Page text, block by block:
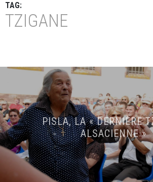
TAG:
TZIGANE
PISLA, LA « DERNIÈRE
ALSACIENNE »